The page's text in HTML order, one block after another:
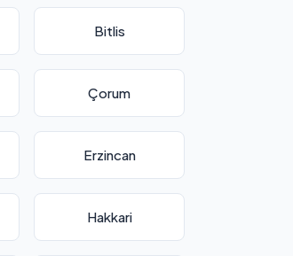
Bitlis
Çorum
Erzincan
Hakkari